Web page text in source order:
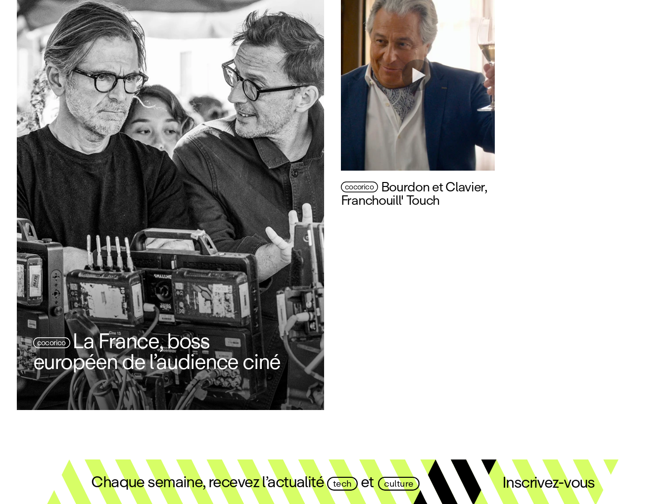
cocorico La France, boss
européen de l’audience ciné
cocorico Bourdon et Clavier,
Franchouill' Touch
Chaque semaine, recevez l’actualité tech et culture Inscrivez-vous